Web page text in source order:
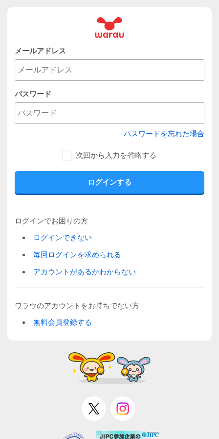
メールアドレス
パスワード
パスワードを忘れた場合
次回から入力を省略する
ログインでお困りの方
ログインできない
毎回ログインを求められる
アカウントがあるかわからない
ワラウのアカウントをお持ちでない方
無料会員登録する